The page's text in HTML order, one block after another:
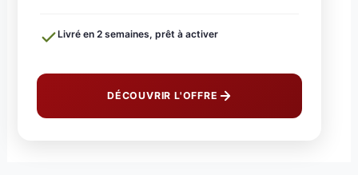
Livré en 2 semaines, prêt à activer
DÉCOUVRIR L'OFFRE